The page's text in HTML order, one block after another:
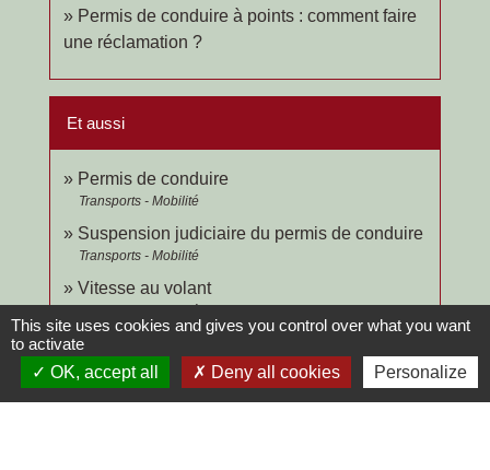
Permis de conduire à points : comment faire
une réclamation ?
Et aussi
Permis de conduire
Transports - Mobilité
Suspension judiciaire du permis de conduire
Transports - Mobilité
Vitesse au volant
Transports - Mobilité
Alcool au volant
Transports - Mobilité
This site uses cookies and gives you control over what you want
to activate
OK, accept all
Deny all cookies Personalize